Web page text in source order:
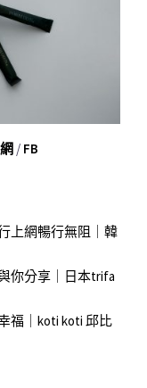
/ FB
上網暢行無阻｜韓
你分享｜日本trifa
福｜koti koti 邱比